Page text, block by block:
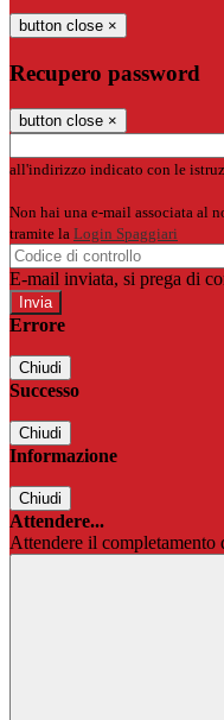
button close ×
Recupero password
button close ×
all'indirizzo indicato con le
Non hai una e-mail associata al
tramite la Login Spaggiari
E-mail inviata, si prega di
Errore
Chiudi
Successo
Chiudi
Informazione
Chiudi
Attendere...
Attendere il completamento